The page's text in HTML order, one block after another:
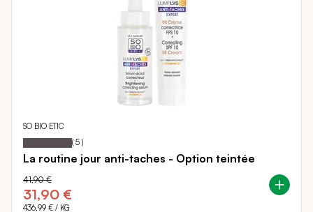
SO BIO ETIC
Notation: 100
% of
( 5 )
La routine jour anti-taches - Option teintée
31,90 €
41,90 €
436,99 € / KG